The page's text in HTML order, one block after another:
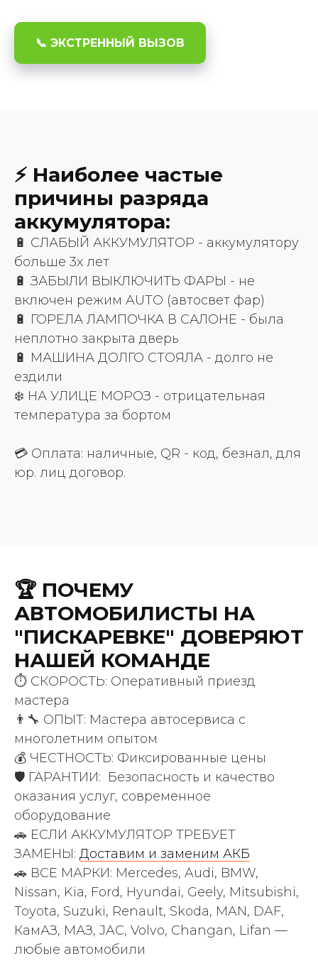
📞 ЭКСТРЕННЫЙ ВЫЗОВ
⚡ Наиболее частые
причины разряда
аккумулятора:
🔋 СЛАБЫЙ АККУМУЛЯТОР - аккумулятору
больше 3х лет
🔋 ЗАБЫЛИ ВЫКЛЮЧИТЬ ФАРЫ - не
включен режим AUTO (автосвет фар)
🔋 ГОРЕЛА ЛАМПОЧКА В САЛОНЕ - была
неплотно закрыта дверь
🔋 МАШИНА ДОЛГО СТОЯЛА - долго не
ездили
❄️ НА УЛИЦЕ МОРОЗ - отрицательная
температура за бортом
💳 Оплата: наличные, QR - код, безнал, для
юр. лиц договор.
🏆 ПОЧЕМУ
АВТОМОБИЛИСТЫ НА
"ПИСКАРЕВКЕ" ДОВЕРЯЮТ
НАШЕЙ КОМАНДЕ
⏱️ СКОРОСТЬ: Оперативный приезд
мастера
👨‍🔧 ОПЫТ: Мастера автосервиса с
многолетним опытом
💰 ЧЕСТНОСТЬ: Фиксированные цены
🛡️ ГАРАНТИИ: Безопасность и качество
оказания услуг, современное
оборудование
🚗 ЕСЛИ АККУМУЛЯТОР ТРЕБУЕТ
ЗАМЕНЫ: Доставим и заменим АКБ
🚗 ВСЕ МАРКИ: Mercedes, Audi, BMW,
Nissan, Kia, Ford, Hyundai, Geely, Mitsubishi,
Toyota, Suzuki, Renault, Skoda, MAN, DAF,
КамАЗ, МАЗ, JAC, Volvo, Changan, Lifan —
любые автомобили
положительных отзывов
клиентов
200 +
ВАШИ ПРИЯТНЫЕ СЛОВА